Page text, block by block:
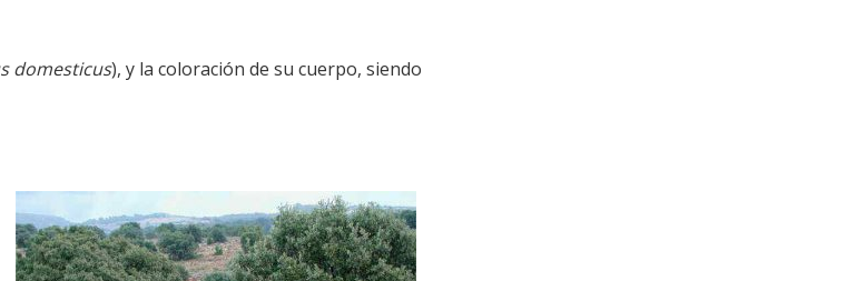
domesticus), y la coloración de su cuerpo, siendo